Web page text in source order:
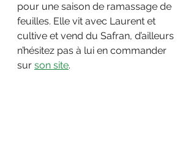
pour une saison de ramassage de
feuilles. Elle vit avec Laurent et
cultive et vend du Safran, d’ailleurs
n’hésitez pas à lui en commander
sur son site.